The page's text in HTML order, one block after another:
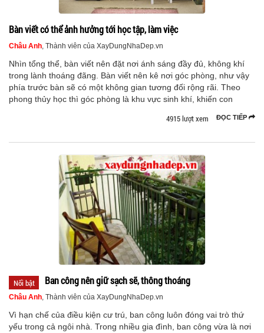
Bàn viết có thể ảnh hưởng tới học tập, làm việc
Châu Anh, Thành viên của XayDungNhaDep.vn
Nhìn tổng thể, bàn viết nên đặt nơi ánh sáng đầy đủ, không khí
trong lành thoáng đãng. Bàn viết nên kê nơi góc phòng, như vậy
phía trước bàn sẽ có một không gian tương đối rộng rãi. Theo
phong thủy học thì góc phòng là khu vực sinh khí, khiến con
ĐỌC TIẾP
4915 lượt xem
Nổi bật Ban công nên giữ sạch sẽ, thông thoáng
Châu Anh, Thành viên của XayDungNhaDep.vn
Vì hạn chế của điều kiện cư trú, ban công luôn đóng vai trò thứ
yếu trong cả ngôi nhà. Trong nhiều gia đình, ban công vừa là nơi